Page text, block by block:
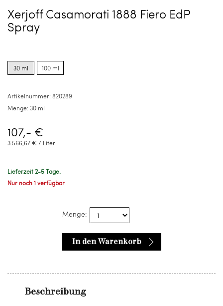
Xerjoff Casamorati 1888 Fiero EdP
Spray
options
for30 ml
options
for
100 ml
Artikelnummer: 820289
Menge: 30 ml
107,- €
3.566,67 € / Liter
Lieferzeit 2-5 Tage.
Nur noch 1 verfügbar
Menge:
In den Warenkorb
Beschreibung